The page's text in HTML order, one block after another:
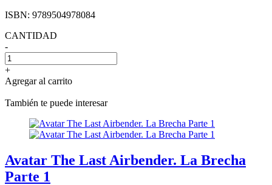
ISBN: 9789504978084
CANTIDAD
-
+
Agregar al carrito
También te puede interesar
Avatar The Last Airbender. La Brecha
Parte 1